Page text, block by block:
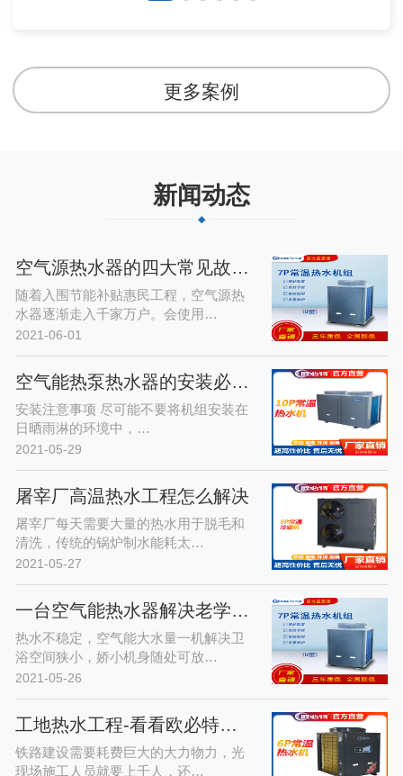
更多案例
新闻动态
空气源热水器的四大常见故障及解决…
随着入围节能补贴惠民工程，空气源热
水器逐渐走入千家万户。会使用…
2021-06-01
空气能热泵热水器的安装必须注意的…
安装注意事项 尽可能不要将机组安装在
日晒雨淋的环境中，…
2021-05-29
屠宰厂高温热水工程怎么解决
屠宰厂每天需要大量的热水用于脱毛和
清洗，传统的锅炉制水能耗太…
2021-05-27
一台空气能热水器解决老学区房热水…
热水不稳定，空气能大水量一机解决卫
浴空间狭小，娇小机身随处可放…
2021-05-26
工地热水工程-看看欧必特空气能热…
铁路建设需要耗费巨大的大力物力，光
现场施工人员就要上千人，还…